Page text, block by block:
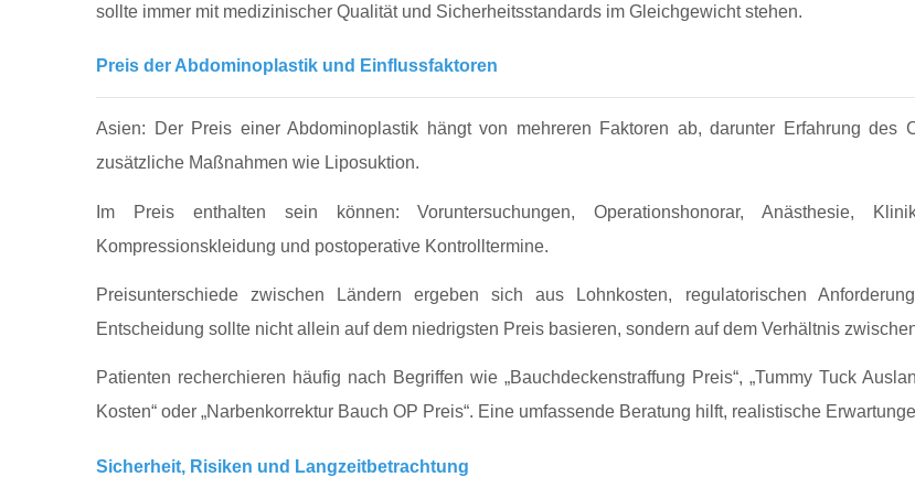
sollte immer mit medizinischer Qualität und Sicherheitsstandards im Gleichgewicht stehen.
Preis der Abdominoplastik und Einflussfaktoren
Asien: Der Preis einer Abdominoplastik hängt von mehreren Faktoren ab, darunter Erfahrung des
zusätzliche Maßnahmen wie Liposuktion.
Im Preis enthalten sein können: Voruntersuchungen, Operationshonorar, Anästhesie,
Kompressionskleidung und postoperative Kontrolltermine.
Preisunterschiede zwischen Ländern ergeben sich aus Lohnkosten, regulatorischen
Entscheidung sollte nicht allein auf dem niedrigsten Preis basieren, sondern auf dem Verhältnis
Patienten recherchieren häufig nach Begriffen wie „Bauchdeckenstraffung Preis“, „Tummy Tuck
Kosten“ oder „Narbenkorrektur Bauch OP Preis“. Eine umfassende Beratung hilft, realistische
Sicherheit, Risiken und Langzeitbetrachtung